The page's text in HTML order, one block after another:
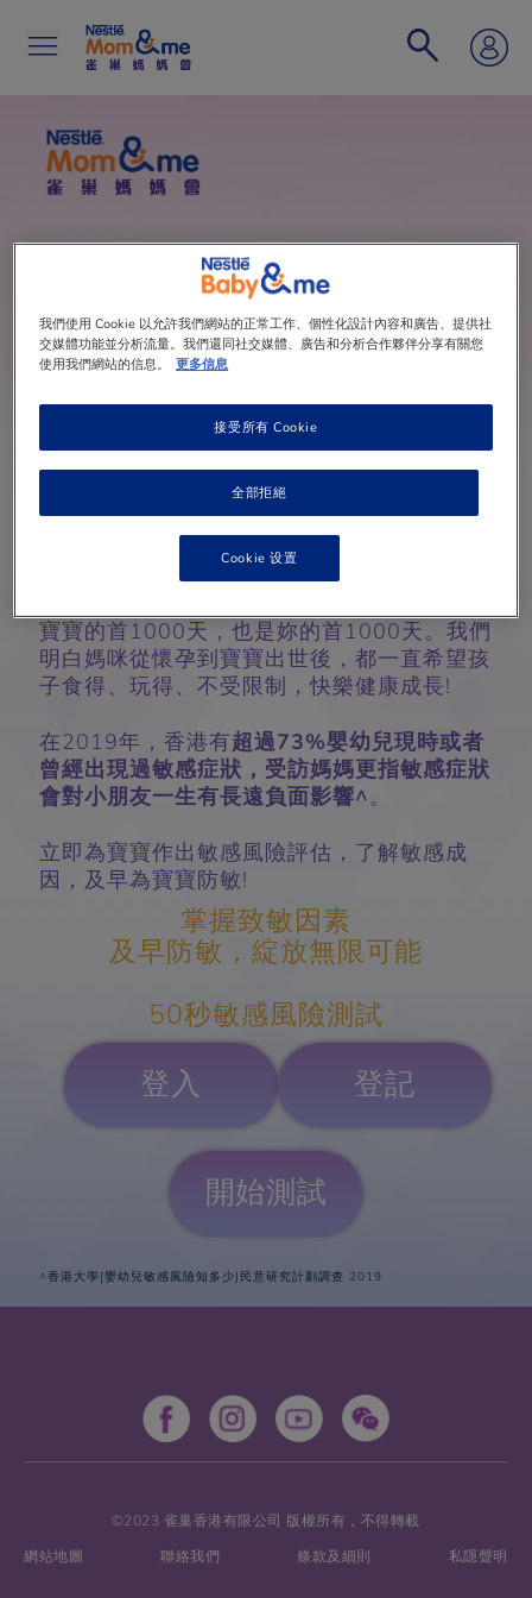
寶寶的首1000天，也是妳的首1000天。我們
明白媽咪從懷孕到寶寶出世後，都一直希望孩
子食得、玩得、不受限制，快樂健康成長!
在2019年，香港有超過73%嬰幼兒現時或者
曾經出現過敏感症狀，受訪媽媽更指敏感症狀
會對小朋友一生有長遠負面影響^。
立即為寶寶作出敏感風險評估，了解敏感成
因，及早為寶寶防敏!
掌握致敏因素
及早防敏，綻放無限可能
50秒敏感風險測試
登入 登記
^香港大學[嬰幼兒敏感風險知多少]民意研究計劃調查 2019
©2023 雀巢香港有限公司 版權所有，不得轉載
網站地圖
聯絡我們 條款及細則 私隱聲明
我們使用 Cookie 以允許我們網站的正常工作、個性化設計內容和廣告、提供社
交媒體功能並分析流量。我們還同社交媒體、廣告和分析合作夥伴分享有關您
使用我們網站的信息。
更多信息
全部拒絕
接受所有 Cookie
Cookie 设置